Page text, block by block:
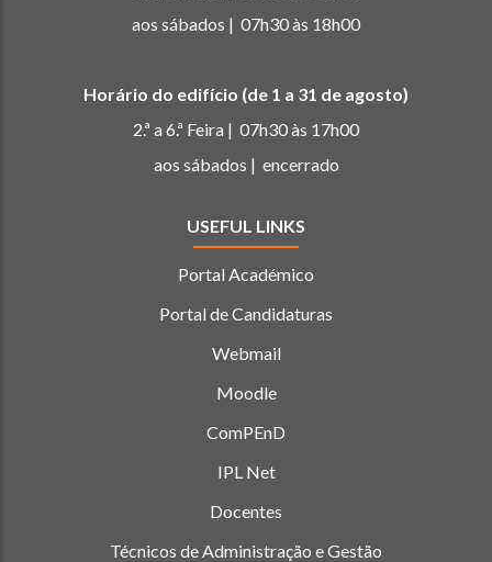
aos sábados | 07h30 às 18h00
Horário do edifício (de 1 a 31 de agosto)
2.ª a 6.ª Feira | 07h30 às 17h00
aos sábados | encerrado
USEFUL LINKS
Portal Académico
Portal de Candidaturas
Webmail
Moodle
ComPEnD
IPL Net
Docentes
Técnicos de Administração e Gestão